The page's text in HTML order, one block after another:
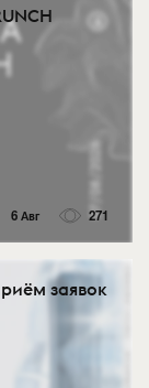
6 Авг 271
заявок